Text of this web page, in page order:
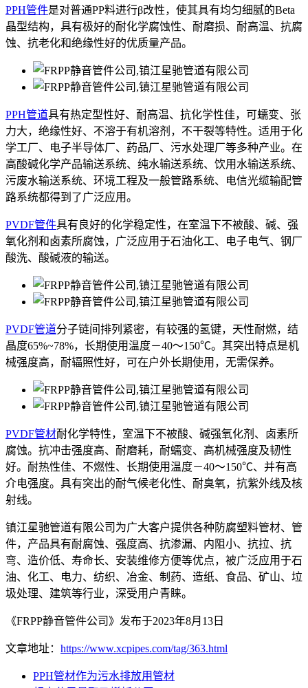
PPH管件是对普通PP料进行β改性，使其具有均匀细腻的Beta
晶型结构，具有极好的耐化学腐蚀性、耐磨损、耐高温、抗腐
蚀、抗老化和绝缘性好的优质量产品。
PPH管道具有热定型性好、耐高温、抗化学性佳，可蠕变、张
力大，绝缘性好、不溶于有机溶剂，不干裂等特性。适用于化
学工厂、电子半导体厂、药品厂、污水处理厂等多种产业。在
高酸碱化学产品输送系统、纯水输送系统、饮用水输送系统、
污废水输送系统、环境工程及一般管路系统、电信光缆输配管
路系统都得到了广泛应用。
PVDF管件具有良好的化学稳定性，在室温下不被酸、碱、强
氧化剂和卤素所腐蚀，广泛应用于石油化工、电子电气、钢厂
酸洗、酸碱液的输送。
PVDF管道分子链间排列紧密，有较强的氢键，天性耐燃，结
晶度65%~78%，长期使用温度－40～150℃。其突出特点是机
械强度高，耐辐照性好，可在户外长期使用，无需保养。
PVDF管材耐化学特性，室温下不被酸、碱强氧化剂、卤素所
腐蚀。抗冲击强度高、耐磨耗，耐蠕变、高机械强度及韧性
好。耐热性佳、不燃性、长期使用温度－40～150℃、并有高
介电强度。具有突出的耐气候老化性、耐臭氧，抗紫外线及核
射线。
镇江星驰管道有限公司为广大客户提供各种防腐塑料管材、管
件，产品具有耐腐蚀、强度高、抗渗漏、内阻小、抗拉、抗
弯、造价低、寿命长、安装维修方便等优点，被广泛应用于石
油、化工、电力、纺织、冶金、制药、造纸、食品、矿山、垃
圾处理、建筑等行业，深受用户青睐。
《FRPP静音管件公司》发布于2023年8月13日
文章地址： https://www.xcpipes.com/tag/363.html
PPH管材作为污水排放用管材